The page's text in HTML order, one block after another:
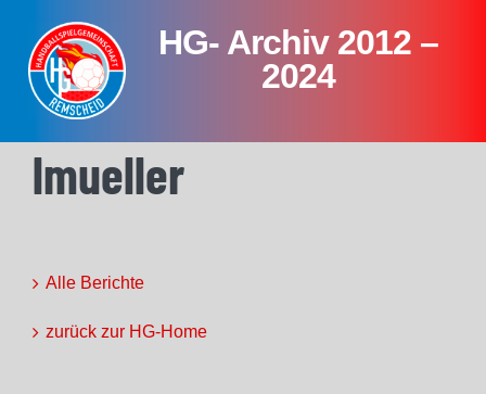
content
HG- Archiv 2012 –
2024
lmueller
Alle Berichte
zurück zur HG-Home